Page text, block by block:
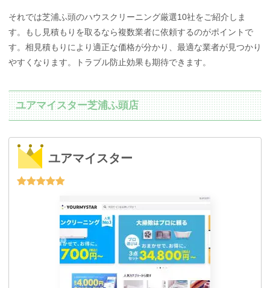
それでは芝浦ふ頭のハウスクリーニング厳選10社をご紹介しま
す。もし見積もりを取るなら複数業者に依頼するのがポイントで
す。相見積もりにより適正な価格が分かり、最適な業者が見つかり
やすくなります。トラブル防止効果も期待できます。
ユアマイスター芝浦ふ頭店
ユアマイスター